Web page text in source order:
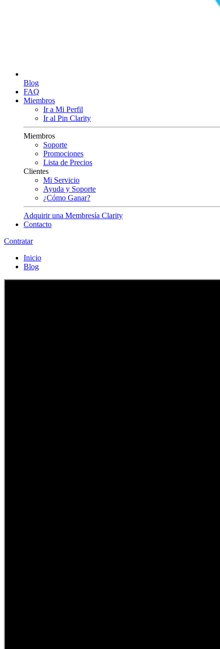
Blog
FAQ
Miembros
Ir a Mi Perfil
Ir al Pin Clarity
Miembros
Soporte
Promociones
Lista de Precios
Clientes
Mi Servicio
Ayuda y Soporte
¿Cómo Ganar?
Adquirir una Membresía Clarity
Contacto
Contratar
Inicio
Blog